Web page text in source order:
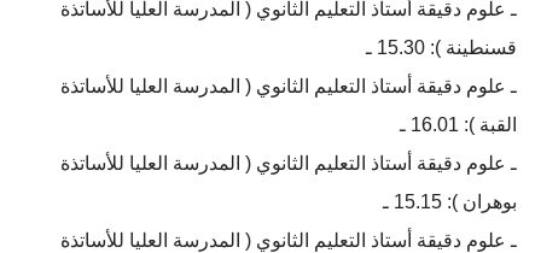
ـ علوم دقيقة أستاذ التعليم الثانوي ( المدرسة العليا للأساتذة
قسنطينة ): 15.30 ـ
ـ علوم دقيقة أستاذ التعليم الثانوي ( المدرسة العليا للأساتذة
القبة ): 16.01 ـ
ـ علوم دقيقة أستاذ التعليم الثانوي ( المدرسة العليا للأساتذة
بوهران ): 15.15 ـ
ـ علوم دقيقة أستاذ التعليم الثانوي ( المدرسة العليا للأساتذة